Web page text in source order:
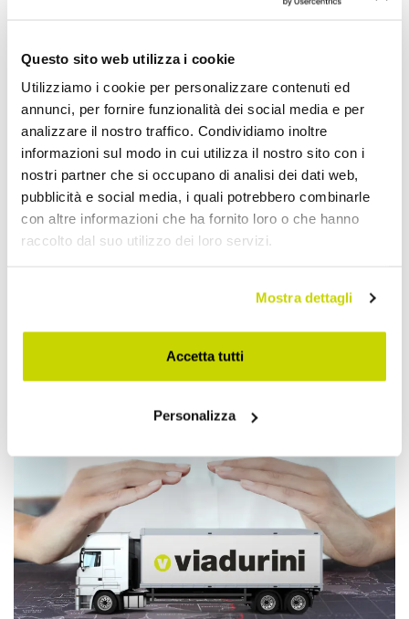
Questo sito web utilizza i cookie
Utilizziamo i cookie per personalizzare contenuti ed
annunci, per fornire funzionalità dei social media e per
analizzare il nostro traffico. Condividiamo inoltre
informazioni sul modo in cui utilizza il nostro sito con i
nostri partner che si occupano di analisi dei dati web,
pubblicità e social media, i quali potrebbero combinarle
con altre informazioni che ha fornito loro o che hanno
raccolto dal suo utilizzo dei loro servizi.
Mostra dettagli
Accetta tutti
Personalizza
Approfittane subito!